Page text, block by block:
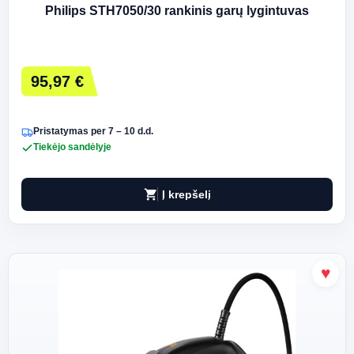
Philips STH7050/30 rankinis garų lygintuvas
95,97 €
Pristatymas per 7 – 10 d.d.
Tiekėjo sandėlyje
shopping_cart Į krepšelį